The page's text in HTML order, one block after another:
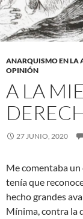
ANARQUISMO EN LA
OPINIÓN
A LA
27 JUNIO, 2020
Me comentaba
tenía que
hecho grandes
Mínima, contra la